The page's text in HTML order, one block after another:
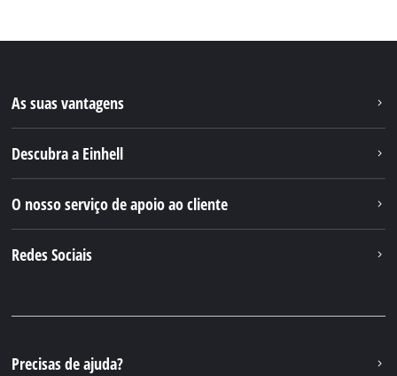
As suas vantagens
Descubra a Einhell
O nosso serviço de apoio ao cliente
Redes Sociais
Precisas de ajuda?